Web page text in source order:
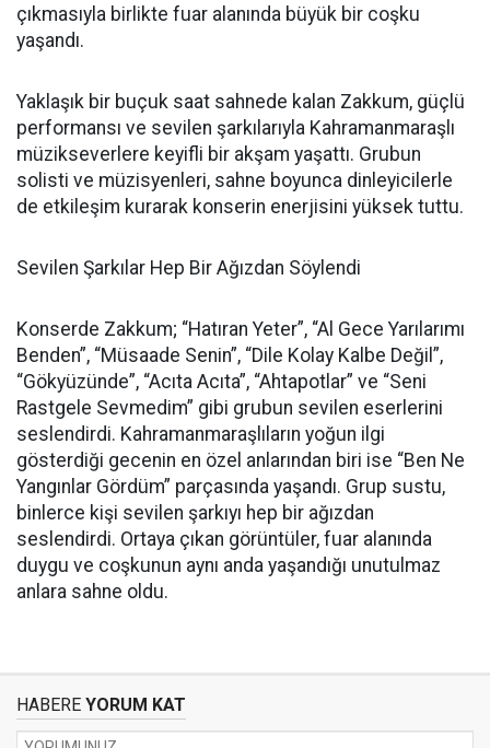
çıkmasıyla birlikte fuar alanında büyük bir coşku
yaşandı.
Yaklaşık bir buçuk saat sahnede kalan Zakkum, güçlü
performansı ve sevilen şarkılarıyla Kahramanmaraşlı
müzikseverlere keyifli bir akşam yaşattı. Grubun
solisti ve müzisyenleri, sahne boyunca dinleyicilerle
de etkileşim kurarak konserin enerjisini yüksek tuttu.
Sevilen Şarkılar Hep Bir Ağızdan Söylendi
Konserde Zakkum; “Hatıran Yeter”, “Al Gece Yarılarımı
Benden”, “Müsaade Senin”, “Dile Kolay Kalbe Değil”,
“Gökyüzünde”, “Acıta Acıta”, “Ahtapotlar” ve “Seni
Rastgele Sevmedim” gibi grubun sevilen eserlerini
seslendirdi. Kahramanmaraşlıların yoğun ilgi
gösterdiği gecenin en özel anlarından biri ise “Ben Ne
Yangınlar Gördüm” parçasında yaşandı. Grup sustu,
binlerce kişi sevilen şarkıyı hep bir ağızdan
seslendirdi. Ortaya çıkan görüntüler, fuar alanında
duygu ve coşkunun aynı anda yaşandığı unutulmaz
anlara sahne oldu.
HABERE YORUM KAT